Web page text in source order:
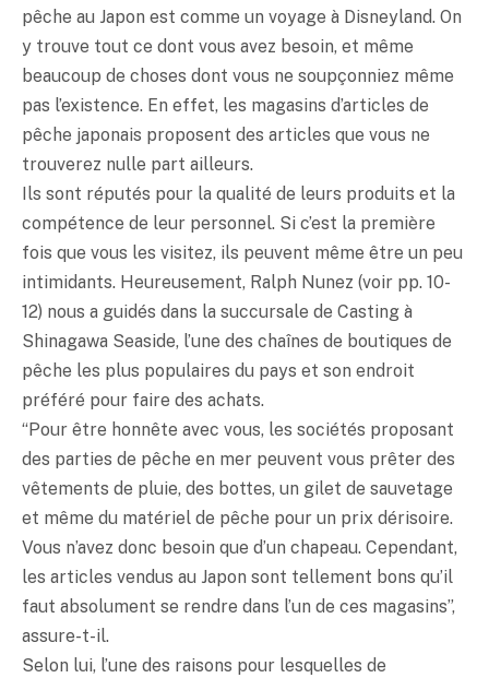
pêche au Japon est comme un voyage à Disneyland. On
y trouve tout ce dont vous avez besoin, et même
beaucoup de choses dont vous ne soupçonniez même
pas l’existence. En effet, les magasins d’articles de
pêche japonais proposent des articles que vous ne
trouverez nulle part ailleurs.
Ils sont réputés pour la qualité de leurs produits et la
compétence de leur personnel. Si c’est la première
fois que vous les visitez, ils peuvent même être un peu
intimidants. Heureusement, Ralph Nunez (voir pp. 10-
12) nous a guidés dans la succursale de Casting à
Shinagawa Seaside, l’une des chaînes de boutiques de
pêche les plus populaires du pays et son endroit
préféré pour faire des achats.
“Pour être honnête avec vous, les sociétés proposant
des parties de pêche en mer peuvent vous prêter des
vêtements de pluie, des bottes, un gilet de sauvetage
et même du matériel de pêche pour un prix dérisoire.
Vous n’avez donc besoin que d’un chapeau. Cependant,
les articles vendus au Japon sont tellement bons qu’il
faut absolument se rendre dans l’un de ces magasins”,
assure-t-il.
Selon lui, l’une des raisons pour lesquelles de